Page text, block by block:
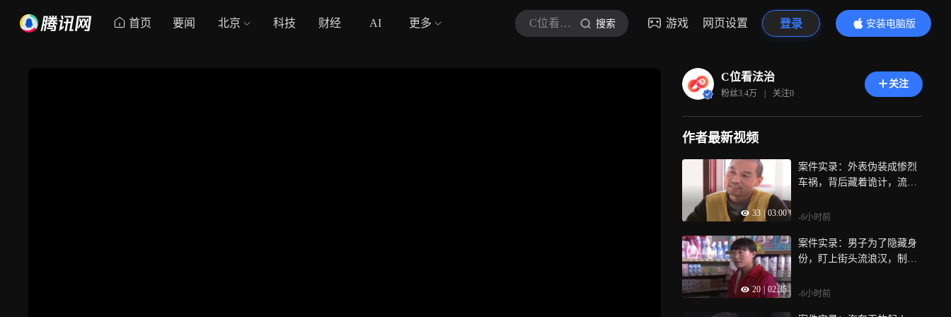
首页 要闻 北京 科技 财经 AI 更多 C位看法治 搜索 游戏 网页设置 登录
安装电脑版
内容更精彩
C位看法治
粉丝3.4万 | 关注0
关注
作者最新视频
33 03:00
案件实录：外表伪装成惨烈
车祸，背后藏着诡计，流浪
-6小时前
20 | 02:35
案件实录：男子为了隐藏身
份，盯上街头流浪汉，制造
-6小时前